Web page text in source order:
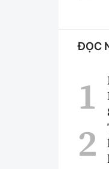
ĐỌC